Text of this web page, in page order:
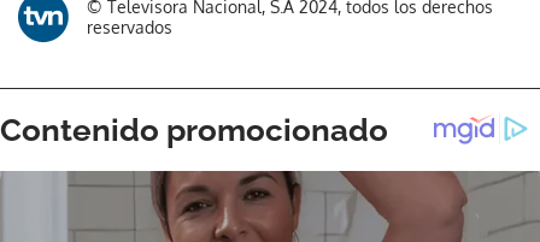
© Televisora Nacional, S.A 2024, todos los derechos
reservados